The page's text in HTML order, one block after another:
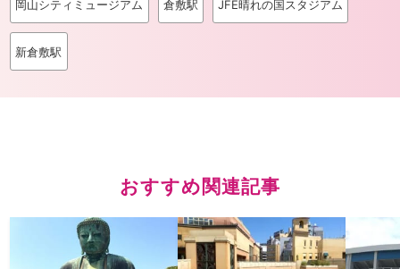
岡山シティミュージアム 倉敷駅 JFE晴れの国スタジアム
新倉敷駅
おすすめ関連記事